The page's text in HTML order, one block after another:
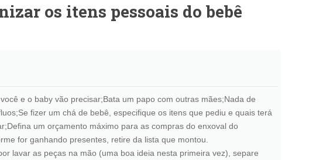
os itens pessoais do bebê
e o baby vão precisar;Bata um papo com outras mães;Nada de
fizer um chá de bebê, especifique os itens que pediu e quais terá
um orçamento máximo para as compras do enxoval do
for ganhando presentes, retire da lista que montou.
lavar as peças na mão (uma boa ideia nesta primeira vez), separe